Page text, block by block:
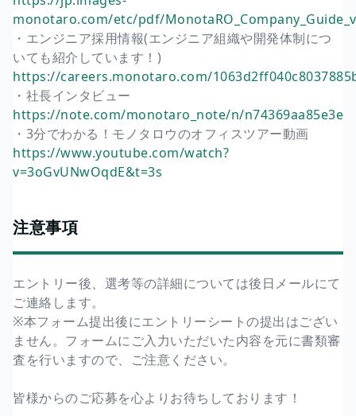
monotaro.com/etc/pdf/
・エンジニア採用情報(エンジニア組織や開発体制につ
いても紹介しています！)
https://careers.monotaro.com/
・社長インタビュー
https://note.com/monotaro_note/n/n74369aa85e3e
・3分でわかる！モノタロウのオフィスツアー動画
https://www.youtube.com/watch?
v=3oGvUNwOqdE&t=3s
注意事項
エントリー後、選考等の詳細については後日メールにて
ご連絡します。
※本フォーム提出後にエントリーシートの提出はござい
ません。フォームにご入力いただいた内容を元に書類審
査を行いますので、ご注意ください。
皆様からのご応募を心よりお待ちしております！